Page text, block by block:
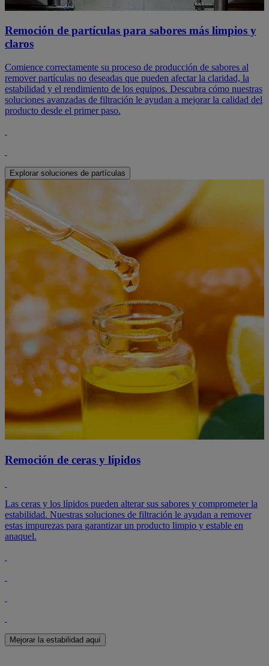
Remoción de partículas para sabores más limpios y
claros
Comience correctamente su proceso de producción de sabores al
remover partículas no deseadas que pueden afectar la claridad, la
estabilidad y el rendimiento de los equipos. Descubra cómo nuestras
soluciones avanzadas de filtración le ayudan a mejorar la calidad del
producto desde el primer paso.
Explorar soluciones de partículas
Remoción de ceras y lípidos
Las ceras y los lípidos pueden alterar sus sabores y comprometer la
estabilidad. Nuestras soluciones de filtración le ayudan a remover
estas impurezas para garantizar un producto limpio y estable en
anaquel.
Mejorar la estabilidad aquí